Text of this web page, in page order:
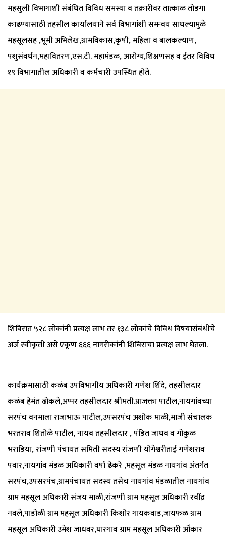
महसुली विभागाशी संबंधित विविध समस्या व तक्रारीवर तात्काळ तोडगा
काढण्यासाठी तहसील कार्यालयाने सर्व विभागांशी समन्वय साधल्यामुळे
महसूलसह ,भूमी अभिलेख,ग्रामविकास,कृषी, महिला व बालकल्याण,
पशुसंवर्धन,महावितरण,एस.टी. महामंडळ, आरोग्य,शिक्षणसह व ईतर विविध
१९ विभागातील अधिकारी व कर्मचारी उपस्थित होते.
शिबिरात ५२८ लोकांनी प्रत्यक्ष लाभ तर १३८ लोकांचे विविध विषयासंबंधीचे
अर्ज स्वीकृती असे एकूण ६६६ नागरीकांनी शिबिराचा प्रत्यक्ष लाभ घेतला.
कार्यक्रमासाठी कळंब उपविभागीय अधिकारी गणेश शिंदे, तहसीलदार
कळंब हेमंत ढोकले,अप्पर तहसीलदार श्रीमती.प्राजक्ता पाटील,नायगांवच्या
सरपंच वनमाला राजाभाऊ पाटील,उपसरपंच अशोक माळी,माजी संचालक
भरतराव शितोळे पाटील, नायब तहसीलदार , पंडित जाधव व गोकुळ
भराडिया, रांजणी पंचायत समिती सदस्य रांजणी योगेश्वरीताई गणेशराव
पवार,नायगांव मंडळ अधिकारी वर्षा ढेकरे ,महसूल मंडळ नायगांव अंतर्गत
सरपंच,उपसरपंच,ग्रामपंचायत सदस्य तसेच नायगांव मंडळातील नायगांव
ग्राम महसूल अधिकारी संजय माळी,रांजणी ग्राम महसूल अधिकारी रवींद्र
नवले,पाडोळी ग्राम महसूल अधिकारी किशोर गायकवाड,जायफळ ग्राम
महसूल अधिकारी उमेश जाधवर,घारगाव ग्राम महसूल अधिकारी ओंकार